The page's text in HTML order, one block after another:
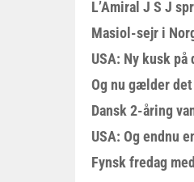
L’Amiral J S J
Masiol-sejr i
USA: Ny kusk på
Og nu gælder
Dansk 2-åring
USA: Og endnu
Fynsk fredag